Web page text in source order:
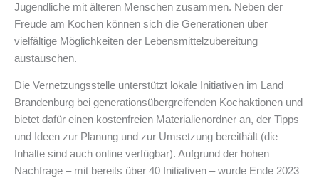
Jugendliche mit älteren Menschen zusammen. Neben der
Freude am Kochen können sich die Generationen über
vielfältige Möglichkeiten der Lebensmittelzubereitung
austauschen.
Die Vernetzungsstelle unterstützt lokale Initiativen im Land
Brandenburg bei generationsübergreifenden Kochaktionen und
bietet dafür einen kostenfreien Materialienordner an, der Tipps
und Ideen zur Planung und zur Umsetzung bereithält (die
Inhalte sind auch online verfügbar). Aufgrund der hohen
Nachfrage – mit bereits über 40 Initiativen – wurde Ende 2023